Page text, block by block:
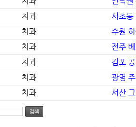
치과
서초동
치과
수원
치과
전주
치과
김포
치과
광명
치과 서산
검색